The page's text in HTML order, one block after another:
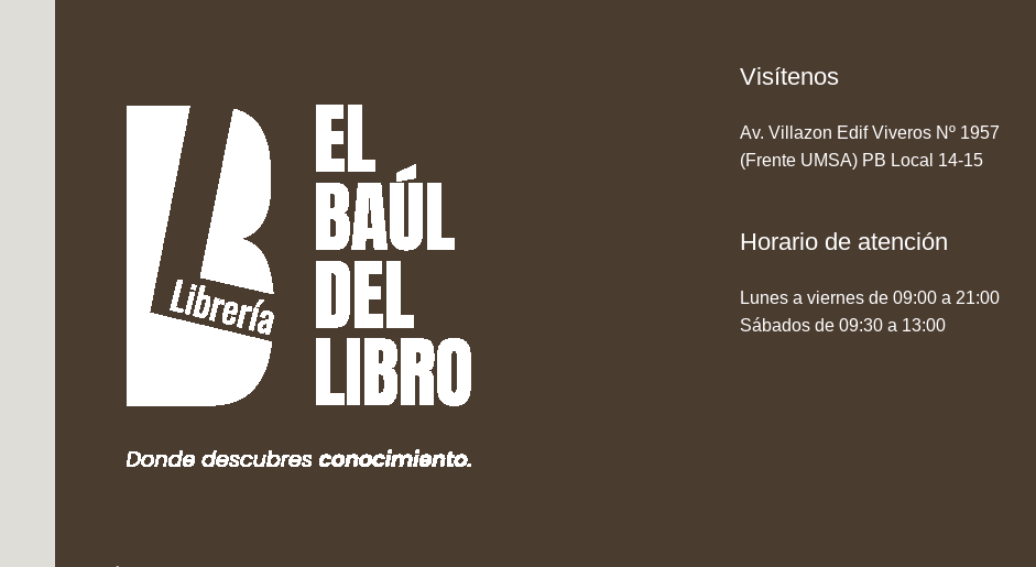
Visítenos
Av. Villazon Edif Viveros Nº 1957
(Frente UMSA) PB Local 14-15
Horario de atención
Lunes a viernes de 09:00 a 21:00
Sábados de 09:30 a 13:00